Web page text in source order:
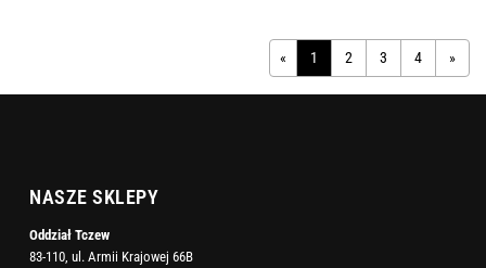
« 1 2 3 4 »
NASZE SKLEPY
Oddział Tczew
83-110, ul. Armii Krajowej 66B